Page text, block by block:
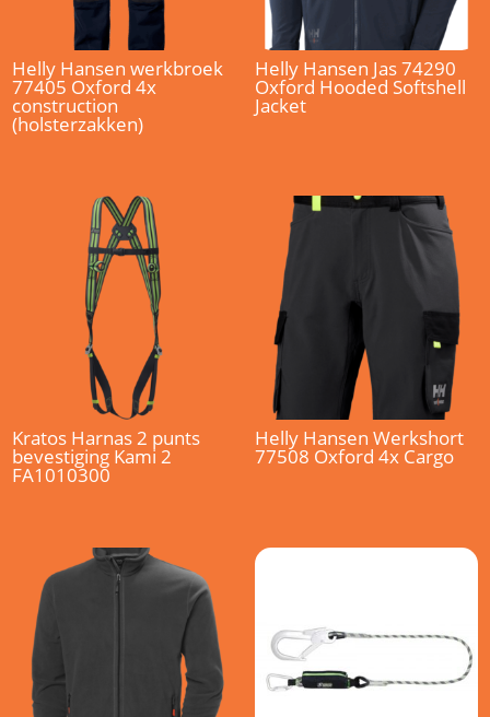
Helly Hansen werkbroek
77405 Oxford 4x
construction
(holsterzakken)
Helly Hansen Jas 74290
Oxford Hooded Softshell
Jacket
Kratos Harnas 2 punts
bevestiging Kami 2
FA1010300
Helly Hansen Werkshort
77508 Oxford 4x Cargo